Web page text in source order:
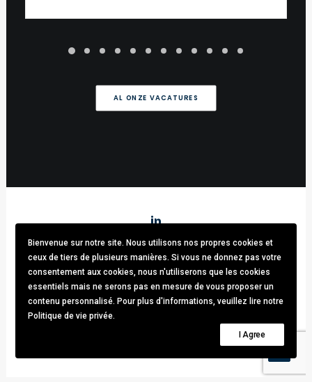
AL ONZE VACATURES
Stark & Partners/ Tel:+32 (0)470.33.92.82/info@stark-
recruitment.com
Avenue brugmann 63, 1190 Forest / TVA: BE0781.342.423 /
Cookies & GDPR
© 2021 Stark & Partners. All rights reserved.
Bienvenue sur notre site. Nous utilisons nos propres cookies et
ceux de tiers de plusieurs manières. Si vous ne donnez pas votre
consentement aux cookies, nous n'utiliserons que les cookies
essentiels mais ne serons pas en mesure de vous proposer un
contenu personnalisé. Pour plus d'informations, veuillez lire notre
Politique de vie privée.
I Agree